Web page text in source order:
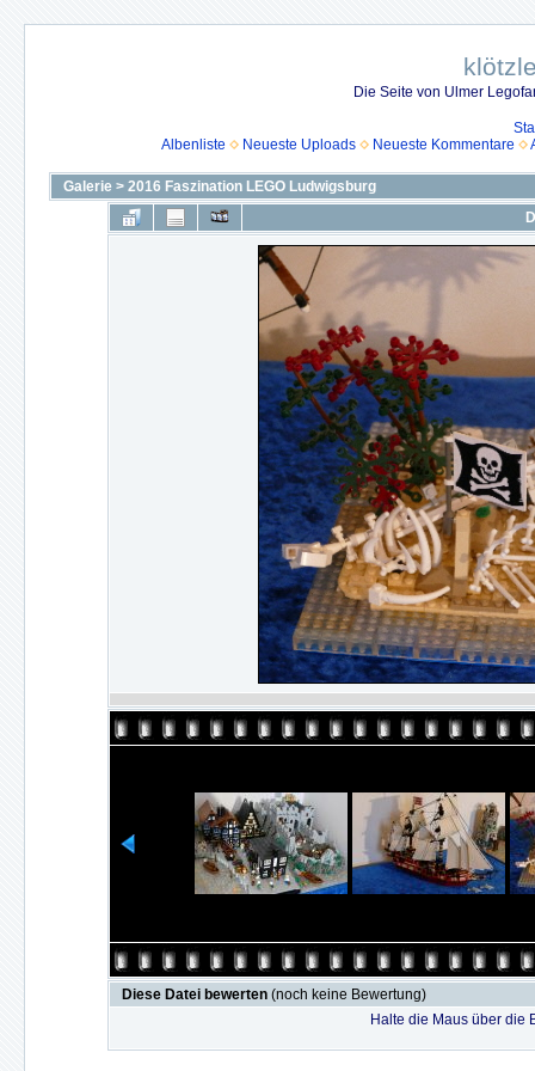
Die Seite von Ulmer
Albenliste
Neueste Uploads Neueste Kommentare
Galerie > 2016 Faszination LEGO Ludwigsburg
Diese Datei bewerten (noch keine Bewertung)
Halte die Maus über die